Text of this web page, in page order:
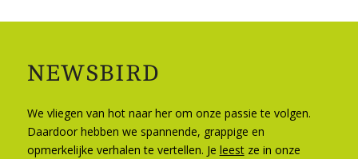
NEWSBIRD
We vliegen van hot naar her om onze passie te volgen.
Daardoor hebben we spannende, grappige en
opmerkelijke verhalen te vertellen. Je leestze in onze